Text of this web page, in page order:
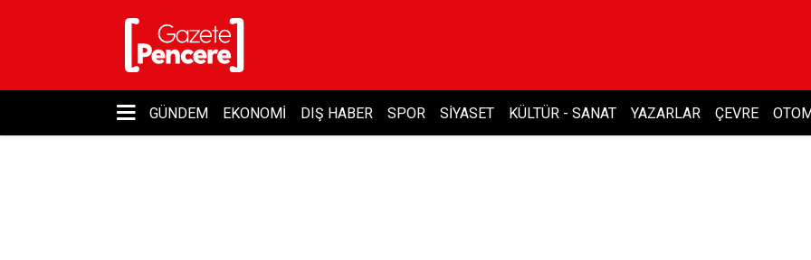
GÜNDEM EKONOMI DIŞ HABER SPOR SIYASET KÜLTÜR - SANAT YAZARLAR ÇEVRE